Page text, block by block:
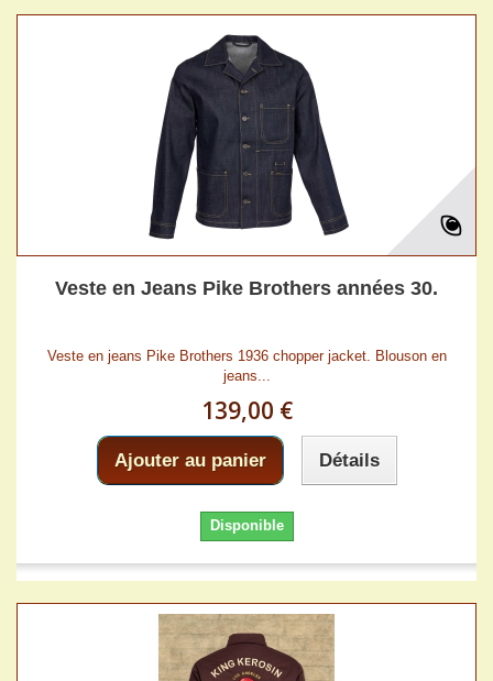
Veste en Jeans Pike Brothers années 30.
Veste en jeans Pike Brothers 1936 chopper jacket. Blouson en
jeans...
139,00 €
Ajouter au panier Détails
Disponible